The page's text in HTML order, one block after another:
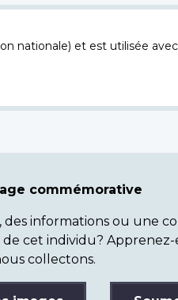
nationale) et est utilisée
commémorative
des informations ou une
cet individu? Apprenez-
collectons.